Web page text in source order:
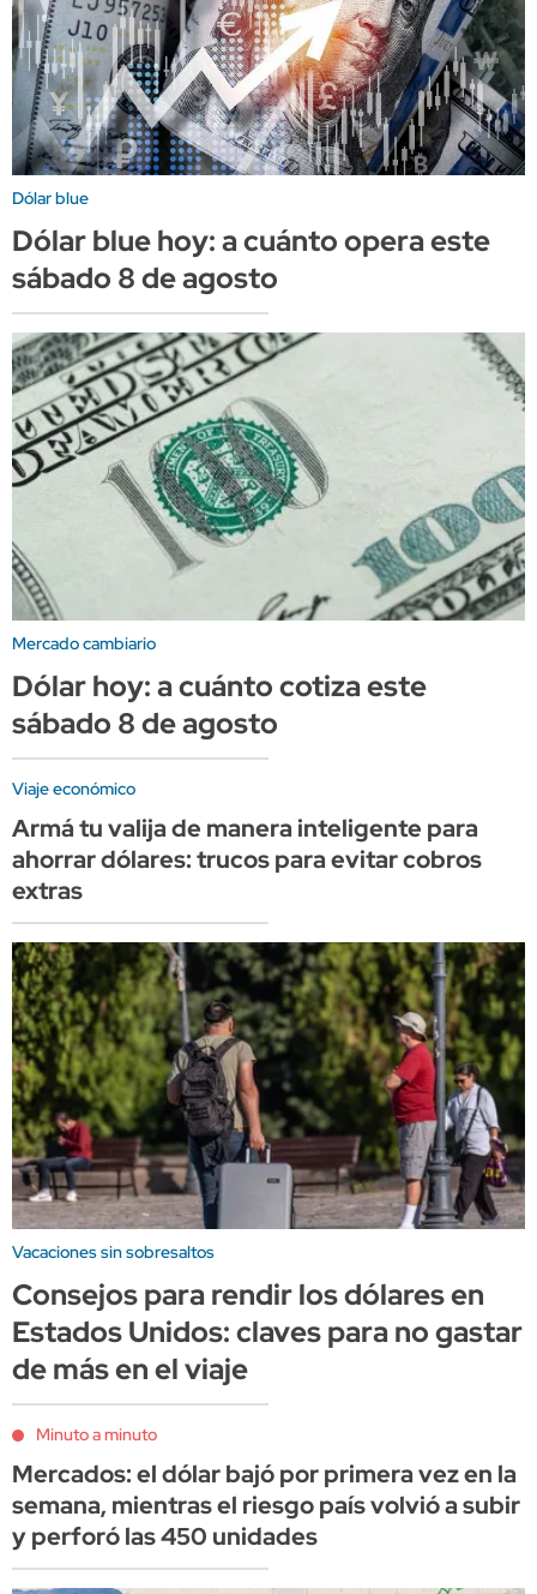
Dólar blue
Dólar blue hoy: a cuánto opera este
sábado 8 de agosto
Mercado cambiario
Dólar hoy: a cuánto cotiza este
sábado 8 de agosto
Viaje económico
Armá tu valija de manera inteligente para
ahorrar dólares: trucos para evitar cobros
extras
Vacaciones sin sobresaltos
Consejos para rendir los dólares en
Estados Unidos: claves para no gastar
de más en el viaje
Minuto a minuto
Mercados: el dólar bajó por primera vez en la
semana, mientras el riesgo país volvió a subir
y perforó las 450 unidades